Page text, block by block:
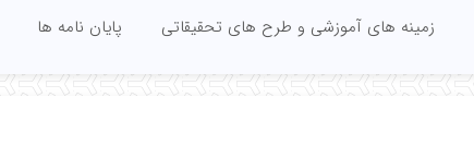
زمینه های آموزشی و طرح های تحقیقاتی پایان نامه ها